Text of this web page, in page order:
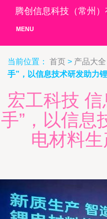
腾创信息科技（常州）
MENU
当前位置： 首页 > 产品大全
手”，以信息技术研发助力
宏工科技 信
手”，以信息
电材料